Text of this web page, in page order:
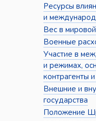
Ресурсы
и
Вес в
Военные
Участие в
и режимах,
контрагенты
Внешние и
государства
Положение